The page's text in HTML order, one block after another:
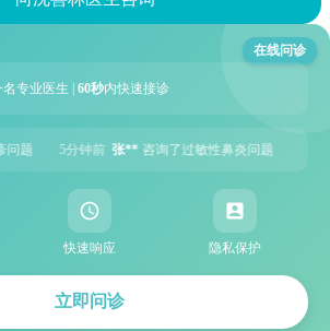
在线问诊
名专业医生 | 60秒内快速接诊
鼻炎问题 6分钟前 周** 咨询了胃痛问题
快速响应 隐私保护
立即问诊